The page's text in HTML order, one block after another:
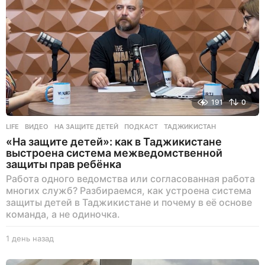
191 0
LIFE ВИДЕО ,НА ЗАЩИТЕ ДЕТЕЙ ,ПОДКАСТ ,ТАДЖИКИСТАН
«На защите детей»: как в Таджикистане
выстроена система межведомственной
защиты прав ребёнка
Работа одного ведомства или согласованная работа
многих служб? Разбираемся, как устроена система
защиты детей в Таджикистане и почему в её основе
команда, а не одиночка.
1 день назад
е